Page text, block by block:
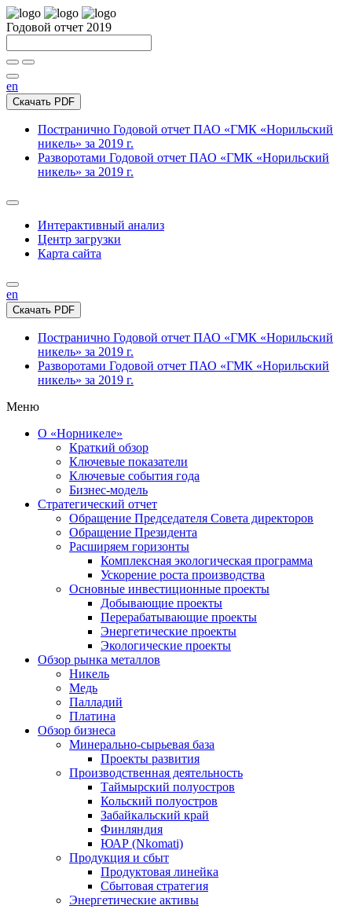
Годовой отчет 2019
en
Скачать PDF
Постранично Годовой отчет ПАО «ГМК «Норильский
никель» за 2019 г.
Разворотами Годовой отчет ПАО «ГМК «Норильский
никель» за 2019 г.
Интерактивный анализ
Центр загрузки
Карта сайта
en
Скачать PDF
Постранично Годовой отчет ПАО «ГМК «Норильский
никель» за 2019 г.
Разворотами Годовой отчет ПАО «ГМК «Норильский
никель» за 2019 г.
Меню
О «Норникеле»
Краткий обзор
Ключевые показатели
Ключевые события года
Бизнес-модель
Стратегический отчет
Обращение Председателя Совета директоров
Обращение Президента
Расширяем горизонты
Комплексная экологическая программа
Ускорение роста производства
Основные инвестиционные проекты
Добывающие проекты
Перерабатывающие проекты
Энергетические проекты
Экологические проекты
Обзор рынка металлов
Никель
Медь
Палладий
Платина
Обзор бизнеса
Минерально-сырьевая база
Проекты развития
Производственная деятельность
Таймырский полуостров
Кольский полуостров
Забайкальский край
Финляндия
ЮАР (Nkomati)
Продукция и сбыт
Продуктовая линейка
Сбытовая стратегия
Энергетические активы